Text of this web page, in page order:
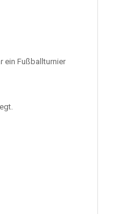
ein Fußballturnier